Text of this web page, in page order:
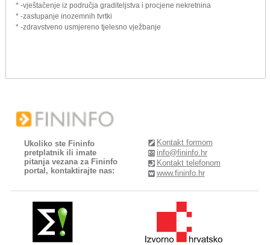
* -vještačenje iz područja graditeljstva i procjene nekretnina
* -zastupanje inozemnih tvrtki
* -zdravstveno usmjereno tjelesno vježbanje
Ukoliko ste Fininfo
pretplatnik ili imate
pitanja vezana za Fininfo
portal, kontaktirajte nas:
Kontakt formom
info@fininfo.hr
Kontakt telefonom
www.fininfo.hr